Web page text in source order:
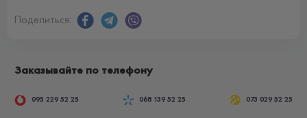
Поделиться:
Заказывайте по телефону
095 229 52 25 068 139 52 25 073 029 52 25